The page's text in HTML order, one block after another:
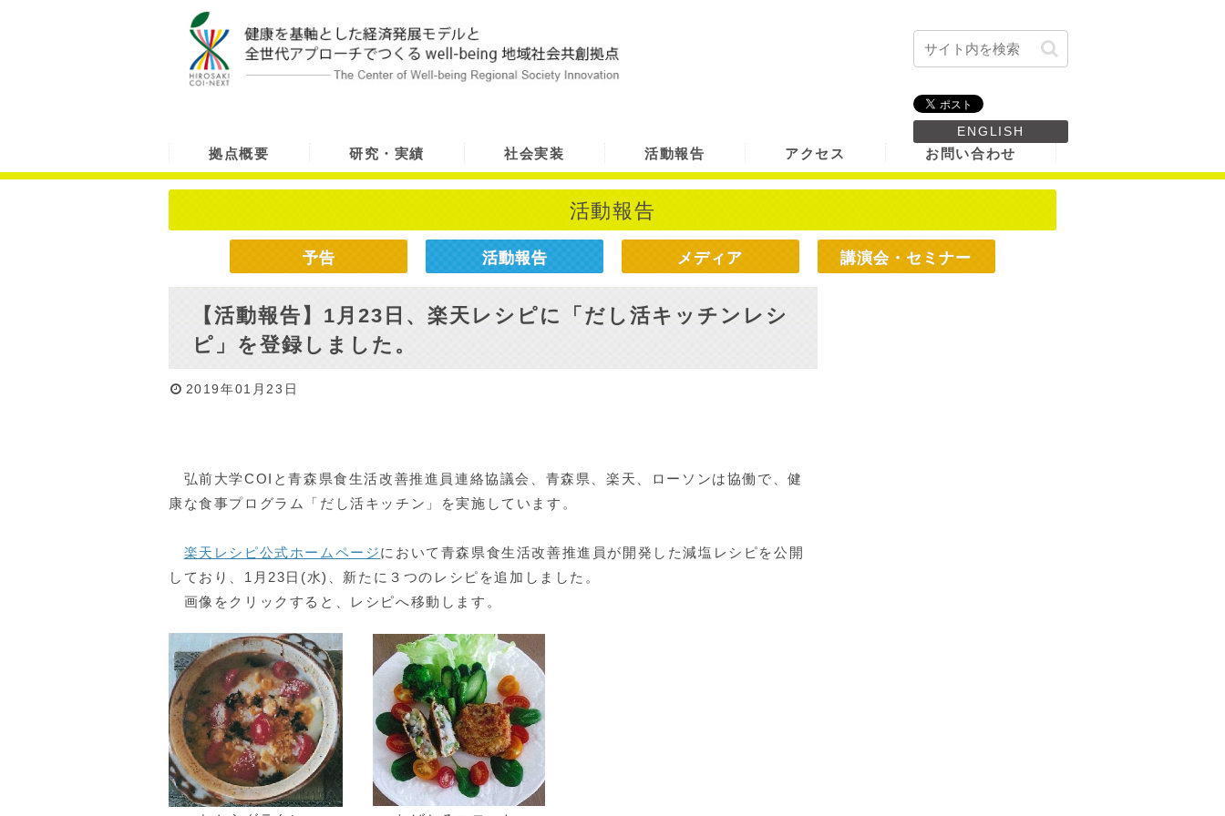
ENGLISH
拠点概要 研究・実績 社会実装 活動報告 アクセス お問い合わせ
活動報告
予告 活動報告 メディア 講演会・セミナー
【活動報告】1月23日、楽天レシピに「だし活キッチンレシ
ピ」を登録しました。
2019年01月23日
弘前大学COIと青森県食生活改善推進員連絡協議会、青森県、楽天、ローソンは協働で、健
康な食事プログラム「だし活キッチン」を実施しています。
楽天レシピ公式ホームページにおいて青森県食生活改善推進員が開発した減塩レシピを公開
しており、1月23日(水)、新たに３つのレシピを追加しました。
画像をクリックすると、レシピへ移動します。